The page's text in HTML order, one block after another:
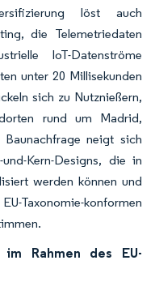
löst auch
die Telemetriedaten
IoT-Datenströme
unter 20 Millisekunden
sich zu Nutznießern,
rund um Madrid,
neigt sich
Kern-Designs, die in
werden können und
konformen
im Rahmen des EU-